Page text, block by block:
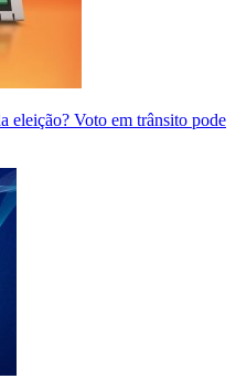
eleição? Voto em trânsito pode